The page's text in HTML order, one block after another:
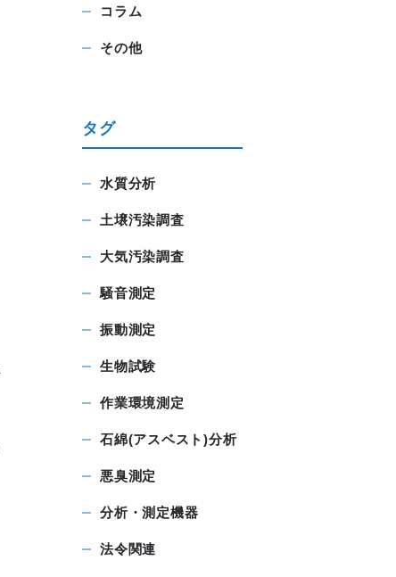
コラム
その他
タグ
水質分析
土壌汚染調査
大気汚染調査
騒音測定
振動測定
生物試験
作業環境測定
石綿(アスベスト)分析
悪臭測定
分析・測定機器
法令関連